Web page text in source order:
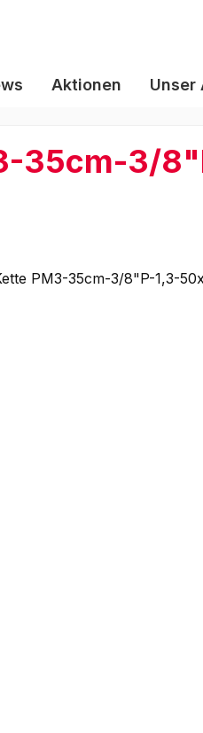
Aktionen Unser
35cm-3/